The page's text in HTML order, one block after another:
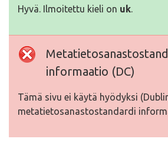
Hyvä. Ilmoitettu kieli on uk.
informaatio (DC)
Tämä sivu ei käytä hyödyksi
metatietosanastostandardi